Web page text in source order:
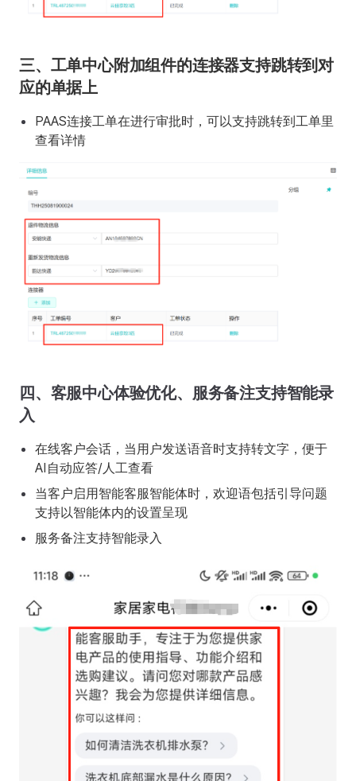
三、工单中心附加组件的连接器支持跳转到对
应的单据上
PAAS连接工单在进行审批时，可以支持跳转到工单里
查看详情
四、客服中心体验优化、服务备注支持智能录
入
在线客户会话，当用户发送语音时支持转文字，便于
AI自动应答/人工查看
当客户启用智能客服智能体时，欢迎语包括引导问题
支持以智能体内的设置呈现
服务备注支持智能录入